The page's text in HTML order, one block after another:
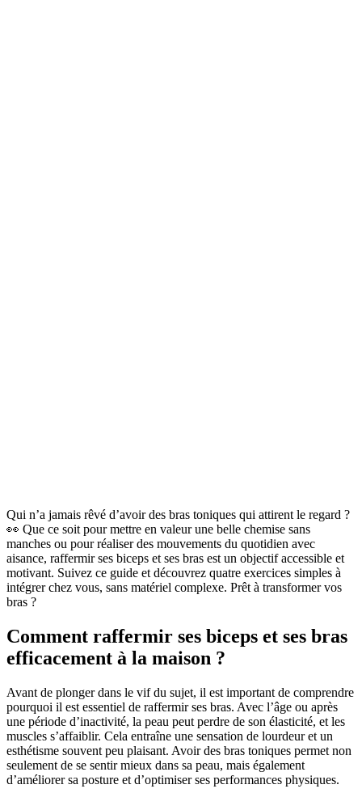
Qui n’a jamais rêvé d’avoir des bras toniques qui attirent le regard ?
👀 Que ce soit pour mettre en valeur une belle chemise sans
manches ou pour réaliser des mouvements du quotidien avec
aisance, raffermir ses biceps et ses bras est un objectif accessible et
motivant. Suivez ce guide et découvrez quatre exercices simples à
intégrer chez vous, sans matériel complexe. Prêt à transformer vos
bras ?
Comment raffermir ses biceps et ses bras
efficacement à la maison ?
Avant de plonger dans le vif du sujet, il est important de comprendre
pourquoi il est essentiel de raffermir ses bras. Avec l’âge ou après
une période d’inactivité, la peau peut perdre de son élasticité, et les
muscles s’affaiblir. Cela entraîne une sensation de lourdeur et un
esthétisme souvent peu plaisant. Avoir des bras toniques permet non
seulement de se sentir mieux dans sa peau, mais également
d’améliorer sa posture et d’optimiser ses performances physiques.